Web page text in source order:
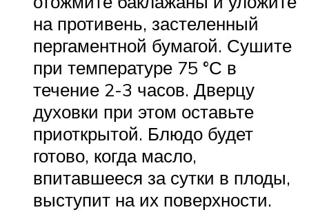
на противень, застеленный
пергаментной бумагой. Сушите
при температуре 75 °С в
течение 2-3 часов. Дверцу
духовки при этом оставьте
приоткрытой. Блюдо будет
готово, когда масло,
впитавшееся за сутки в плоды,
выступит на их поверхности.